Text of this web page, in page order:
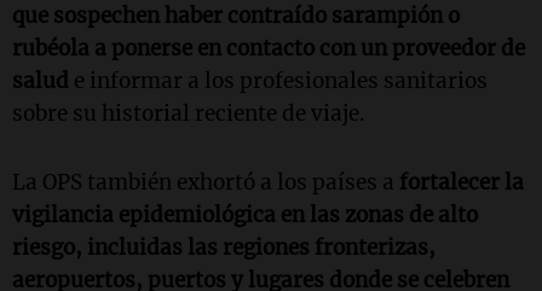
que sospechen haber contraído sarampión o
rubéola a ponerse en contacto con un proveedor de
salud e informar a los profesionales sanitarios
sobre su historial reciente de viaje.
La OPS también exhortó a los países a fortalecer la
vigilancia epidemiológica en las zonas de alto
riesgo, incluidas las regiones fronterizas,
aeropuertos, puertos y lugares donde se celebren